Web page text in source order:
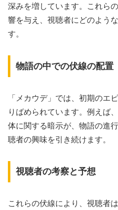
深みを増しています。これら
響を与え、視聴者にどのよう
す。
物語の中での伏線の配置
「メカウデ」では、初期のエ
りばめられています。例えば
体に関する暗示が、物語の進
聴者の興味を引き続けます。
視聴者の考察と予想
これらの伏線により、視聴者